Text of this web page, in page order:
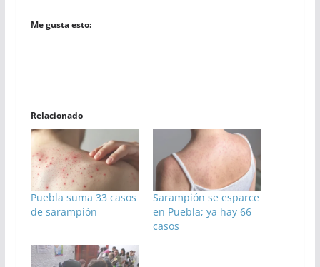
Me gusta esto:
Relacionado
Puebla suma 33 casos
de sarampión
Sarampión se esparce
en Puebla; ya hay 66
casos